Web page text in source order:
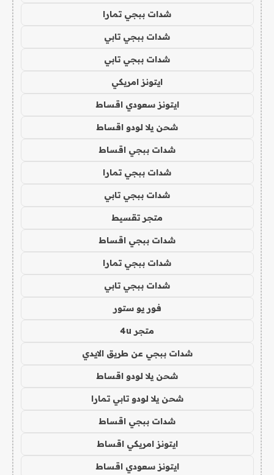
شدات ببجي تمارا
شدات ببجي تابي
شدات ببجي تابي
ايتونز امريكي
ايتونز سعودي اقساط
شحن يلا لودو اقساط
شدات ببجي اقساط
شدات ببجي تمارا
شدات ببجي تابي
متجر تقسيط
شدات ببجي اقساط
شدات ببجي تمارا
شدات ببجي تابي
فور يو ستور
متجر 4u
شدات ببجي عن طريق الايدي
شحن يلا لودو اقساط
شحن يلا لودو تابي تمارا
شدات ببجي اقساط
ايتونز امريكي اقساط
ايتونز سعودي اقساط